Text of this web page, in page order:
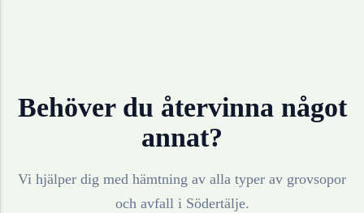
Behöver du återvinna något
annat?
Vi hjälper dig med hämtning av alla typer av grovsopor
och avfall i Södertälje.